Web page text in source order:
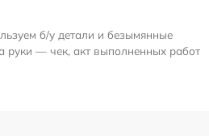
б/у детали и безымянные
руки — чек, акт выполненных работ